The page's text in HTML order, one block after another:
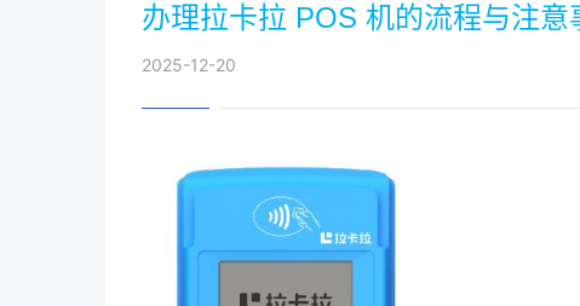
办理拉卡拉 POS 机的流程与注意
2025-12-20